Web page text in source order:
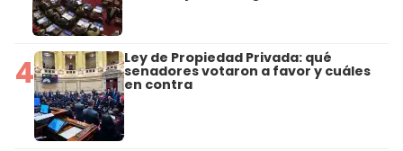
4 Ley de Propiedad Privada: qué
senadores votaron a favor y cuáles
en contra